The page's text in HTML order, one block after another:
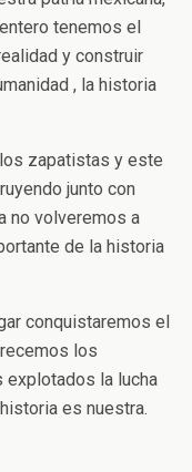
tenemos el
y construir
, la historia
zapatistas y este
junto con
no volveremos a
de la historia
conquistaremos el
los
la lucha
es nuestra.